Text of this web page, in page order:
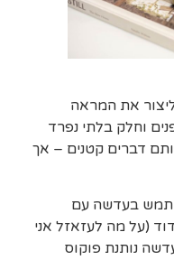
את המראה
וחלק בלתי נפרד
דברים קטנים – אך
בעדשה עם
(על מה לעזאזל אני
נותנת פוקוס